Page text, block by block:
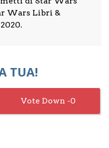
Wars Libri &
TUA!
0